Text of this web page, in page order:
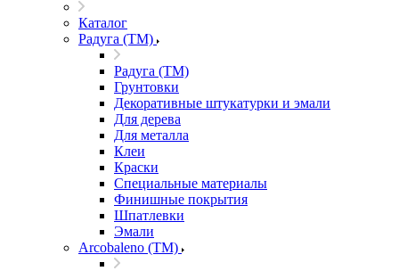
Каталог
Радуга (ТМ)
Радуга (ТМ)
Грунтовки
Декоративные штукатурки и эмали
Для дерева
Для металла
Клеи
Краски
Специальные материалы
Финишные покрытия
Шпатлевки
Эмали
Arcobaleno (ТМ)